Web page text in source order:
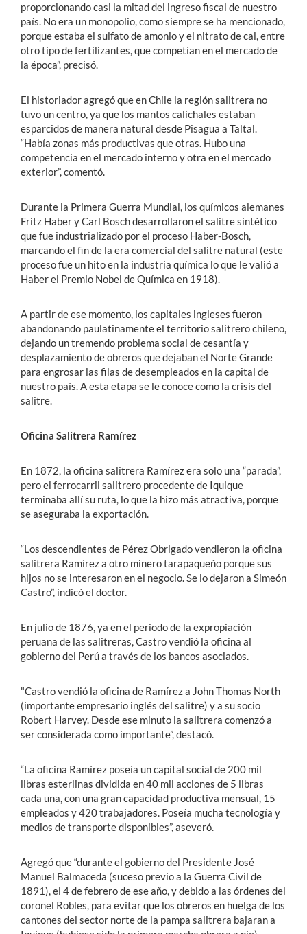
proporcionando casi la mitad del ingreso fiscal de nuestro
país. No era un monopolio, como siempre se ha mencionado,
porque estaba el sulfato de amonio y el nitrato de cal, entre
otro tipo de fertilizantes, que competían en el mercado de
la época”, precisó.
El historiador agregó que en Chile la región salitrera no
tuvo un centro, ya que los mantos calichales estaban
esparcidos de manera natural desde Pisagua a Taltal.
“Había zonas más productivas que otras. Hubo una
competencia en el mercado interno y otra en el mercado
exterior”, comentó.
Durante la Primera Guerra Mundial, los químicos alemanes
Fritz Haber y Carl Bosch desarrollaron el salitre sintético
que fue industrializado por el proceso Haber-Bosch,
marcando el fin de la era comercial del salitre natural (este
proceso fue un hito en la industria química lo que le valió a
Haber el Premio Nobel de Química en 1918).
A partir de ese momento, los capitales ingleses fueron
abandonando paulatinamente el territorio salitrero chileno,
dejando un tremendo problema social de cesantía y
desplazamiento de obreros que dejaban el Norte Grande
para engrosar las filas de desempleados en la capital de
nuestro país. A esta etapa se le conoce como la crisis del
salitre.
Oficina Salitrera Ramírez
En 1872, la oficina salitrera Ramírez era solo una “parada”,
pero el ferrocarril salitrero procedente de Iquique
terminaba allí su ruta, lo que la hizo más atractiva, porque
se aseguraba la exportación.
“Los descendientes de Pérez Obrigado vendieron la oficina
salitrera Ramírez a otro minero tarapaqueño porque sus
hijos no se interesaron en el negocio. Se lo dejaron a Simeón
Castro”, indicó el doctor.
En julio de 1876, ya en el periodo de la expropiación
peruana de las salitreras, Castro vendió la oficina al
gobierno del Perú a través de los bancos asociados.
"Castro vendió la oficina de Ramírez a John Thomas North
(importante empresario inglés del salitre) y a su socio
Robert Harvey. Desde ese minuto la salitrera comenzó a
ser considerada como importante”, destacó.
“La oficina Ramírez poseía un capital social de 200 mil
libras esterlinas dividida en 40 mil acciones de 5 libras
cada una, con una gran capacidad productiva mensual, 15
empleados y 420 trabajadores. Poseía mucha tecnología y
medios de transporte disponibles”, aseveró.
Agregó que “durante el gobierno del Presidente José
Manuel Balmaceda (suceso previo a la Guerra Civil de
1891), el 4 de febrero de ese año, y debido a las órdenes del
coronel Robles, para evitar que los obreros en huelga de los
cantones del sector norte de la pampa salitrera bajaran a